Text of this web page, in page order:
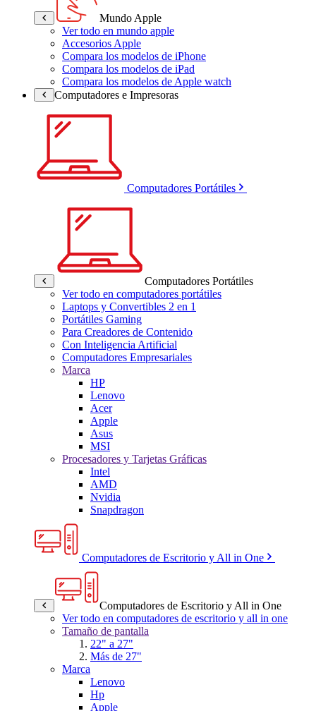
Mundo Apple
Ver todo en mundo apple
Accesorios Apple
Compara los modelos de iPhone
Compara los modelos de iPad
Compara los modelos de Apple watch
Computadores e Impresoras
Computadores Portátiles
Computadores Portátiles
Ver todo en computadores portátiles
Laptops y Convertibles 2 en 1
Portátiles Gaming
Para Creadores de Contenido
Con Inteligencia Artificial
Computadores Empresariales
Marca
HP
Lenovo
Acer
Apple
Asus
MSI
Procesadores y Tarjetas Gráficas
Intel
AMD
Nvidia
Snapdragon
Computadores de Escritorio y All in One
Computadores de Escritorio y All in One
Ver todo en computadores de escritorio y all in one
Tamaño de pantalla
22" a 27"
Más de 27"
Marca
Lenovo
Hp
Apple